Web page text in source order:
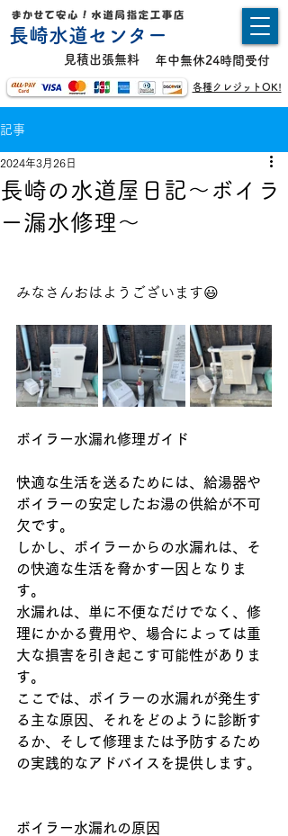
長崎水道センター
​見積出張無料 年中無休24時間受付
各種クレジットOK!
記事
長崎の水道屋日記〜ボイラ
ー漏水修理〜
2024年3月26日
みなさんおはようございます😃
ボイラー水漏れ修理ガイド
快適な生活を送るためには、給湯器や
ボイラーの安定したお湯の供給が不可
欠です。
しかし、ボイラーからの水漏れは、そ
の快適な生活を脅かす一因となりま
す。
水漏れは、単に不便なだけでなく、修
理にかかる費用や、場合によっては重
大な損害を引き起こす可能性がありま
す。
ここでは、ボイラーの水漏れが発生す
る主な原因、それをどのように診断す
るか、そして修理または予防するため
の実践的なアドバイスを提供します。
ボイラー水漏れの原因